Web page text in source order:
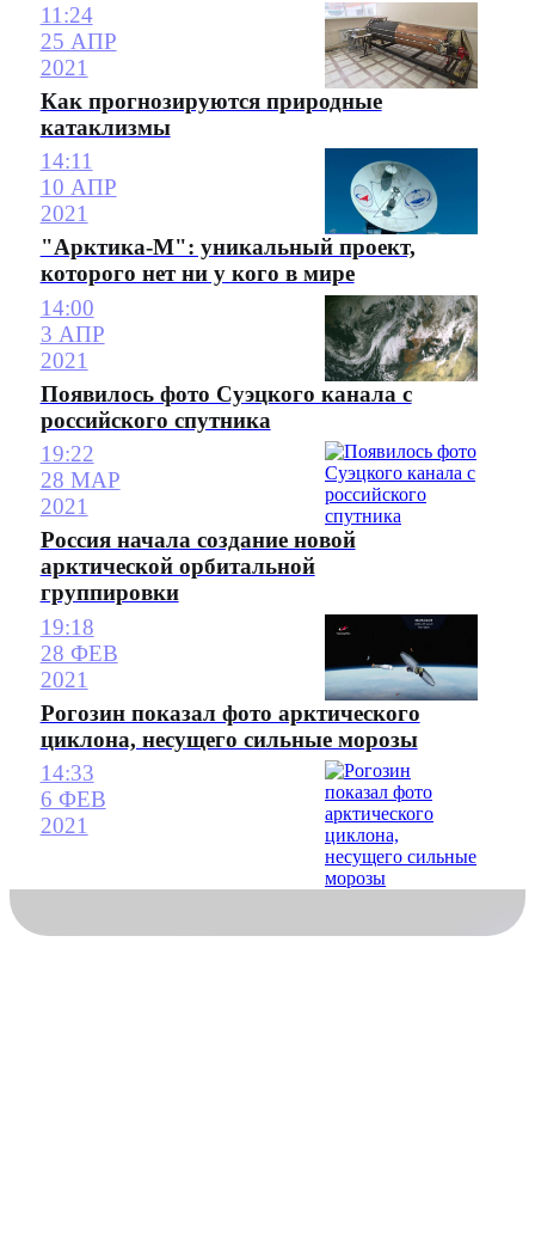
11:24
25 АПР
2021
Как прогнозируются природные
катаклизмы
14:11
10 АПР
2021
"Арктика-М": уникальный проект,
которого нет ни у кого в мире
14:00
3 АПР
2021
Появилось фото Суэцкого канала с
российского спутника
19:22
28 МАР
2021
Россия начала создание новой
арктической орбитальной
группировки
19:18
28 ФЕВ
2021
Рогозин показал фото арктического
циклона, несущего сильные морозы
14:33
6 ФЕВ
2021